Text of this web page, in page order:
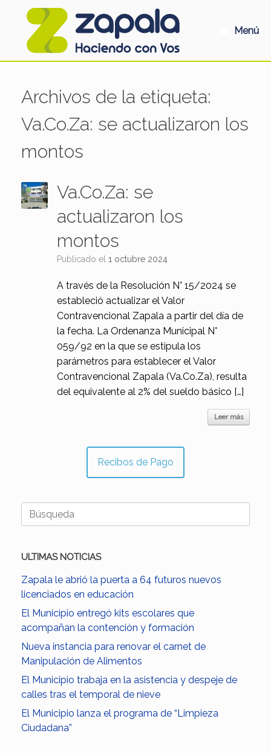
Menú
Archivos de la etiqueta:
Va.Co.Za: se actualizaron los
montos
Va.Co.Za: se
actualizaron los
montos
Publicado el 1 octubre 2024
A través de la Resolución N° 15/2024 se
estableció actualizar el Valor
Contravencional Zapala a partir del día de
la fecha. La Ordenanza Municipal N°
059/92 en la que se estipula los
parámetros para establecer el Valor
Contravencional Zapala (Va.Co.Za), resulta
del equivalente al 2% del sueldo básico […]
Leer más
Recibos de Pago
Buscar:
ULTIMAS NOTICIAS
Zapala le abrió la puerta a 64 futuros nuevos
licenciados en educación
El Municipio entregó kits escolares que
acompañan la contención y formación
Nueva instancia para renovar el carnet de
Manipulación de Alimentos
El Municipio trabaja en la asistencia y despeje de
calles tras el temporal de nieve
El Municipio lanza el programa de “Limpieza
Ciudadana”